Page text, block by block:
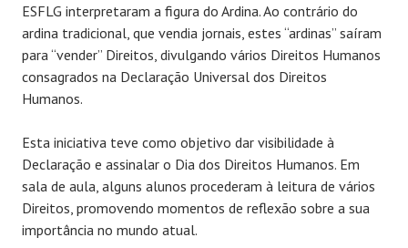
ESFLG interpretaram a figura do Ardina. Ao contrário do
ardina tradicional, que vendia jornais, estes “ardinas” saíram
para “vender” Direitos, divulgando vários Direitos Humanos
consagrados na Declaração Universal dos Direitos
Humanos.
Esta iniciativa teve como objetivo dar visibilidade à
Declaração e assinalar o Dia dos Direitos Humanos. Em
sala de aula, alguns alunos procederam à leitura de vários
Direitos, promovendo momentos de reflexão sobre a sua
importância no mundo atual.